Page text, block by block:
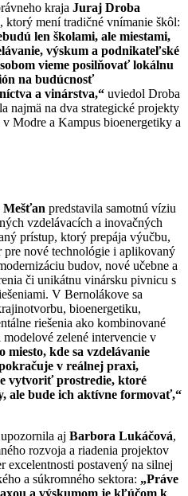
kraja Juraj Droba
ktorý mení tradičné vnímanie škôl:
len školami, ale miestami,
výskum a podnikateľské
vieme posilňovať lokálnu
na budúcnosť
a vinárstva,“ uviedol Droba
najmä na dva strategické projekty
Modre a Kampus bioenergetiky a
Mešťan predstavila samotnú víziu
vzdelávacích a inovačných
prístup, ktorý prepája výučbu,
nové technológie i aplikovaný
budov, nové učebne a
či unikátnu vinársku pivnicu s
V Bernolákove sa
bioenergetiku,
riešenia ako kombinované
zelené intervencie v
miesto, kde sa vzdelávanie
v reálnej praxi,
vytvoriť prostredie, ktoré
ale bude ich aktívne formovať,“
aj Barbora Lukáčová,
rozvoja a riadenia projektov
postavený na silnej
a súkromného sektora: „Práve
a výskumom je kľúčom k